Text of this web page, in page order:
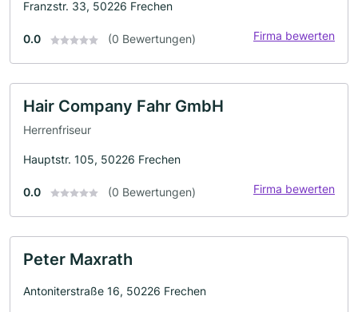
Franzstr. 33, 50226 Frechen
0.0 (0 Bewertungen) Firma bewerten
Hair Company Fahr GmbH
Herrenfriseur
Hauptstr. 105, 50226 Frechen
0.0 (0 Bewertungen) Firma bewerten
Peter Maxrath
Antoniterstraße 16, 50226 Frechen